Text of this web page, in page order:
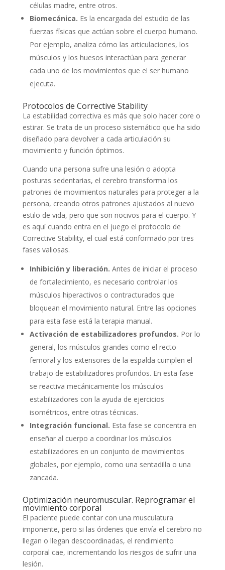
células madre, entre otros.
Biomecánica. Es la encargada del estudio de las
fuerzas físicas que actúan sobre el cuerpo humano.
Por ejemplo, analiza cómo las articulaciones, los
músculos y los huesos interactúan para generar
cada uno de los movimientos que el ser humano
ejecuta.
Protocolos de Corrective Stability
La estabilidad correctiva es más que solo hacer core o
estirar. Se trata de un proceso sistemático que ha sido
diseñado para devolver a cada articulación su
movimiento y función óptimos.
Cuando una persona sufre una lesión o adopta
posturas sedentarias, el cerebro transforma los
patrones de movimientos naturales para proteger a la
persona, creando otros patrones ajustados al nuevo
estilo de vida, pero que son nocivos para el cuerpo. Y
es aquí cuando entra en el juego el protocolo de
Corrective Stability, el cual está conformado por tres
fases valiosas.
Inhibición y liberación. Antes de iniciar el proceso
de fortalecimiento, es necesario controlar los
músculos hiperactivos o contracturados que
bloquean el movimiento natural. Entre las opciones
para esta fase está la terapia manual.
Activación de estabilizadores profundos. Por lo
general, los músculos grandes como el recto
femoral y los extensores de la espalda cumplen el
trabajo de estabilizadores profundos. En esta fase
se reactiva mecánicamente los músculos
estabilizadores con la ayuda de ejercicios
isométricos, entre otras técnicas.
Integración funcional. Esta fase se concentra en
enseñar al cuerpo a coordinar los músculos
estabilizadores en un conjunto de movimientos
globales, por ejemplo, como una sentadilla o una
zancada.
Optimización neuromuscular. Reprogramar el
movimiento corporal
El paciente puede contar con una musculatura
imponente, pero si las órdenes que envía el cerebro no
llegan o llegan descoordinadas, el rendimiento
corporal cae, incrementando los riesgos de sufrir una
lesión.